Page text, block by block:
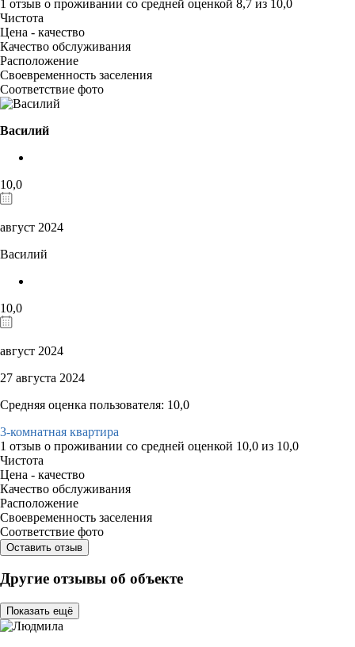
1 отзыв о проживании со средней оценкой 8,7 из 10,0
Чистота
Цена - качество
Качество обслуживания
Расположение
Своевременность заселения
Соответствие фото
Василий
10,0
август 2024
Василий
10,0
август 2024
27 августа 2024
Средняя оценка пользователя: 10,0
3-комнатная квартира
1 отзыв о проживании со средней оценкой 10,0 из 10,0
Чистота
Цена - качество
Качество обслуживания
Расположение
Своевременность заселения
Соответствие фото
Оставить отзыв
Другие отзывы об объекте
Показать ещё